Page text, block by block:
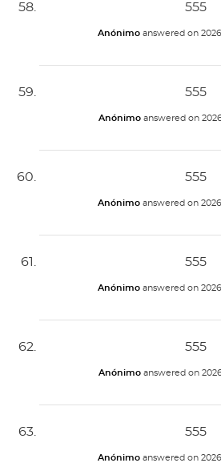
555
Anónimo answered on
555
Anónimoanswered on
555
Anónimo answered on
555
Anónimo answered on
555
Anónimoanswered on
555
Anónimo answered on